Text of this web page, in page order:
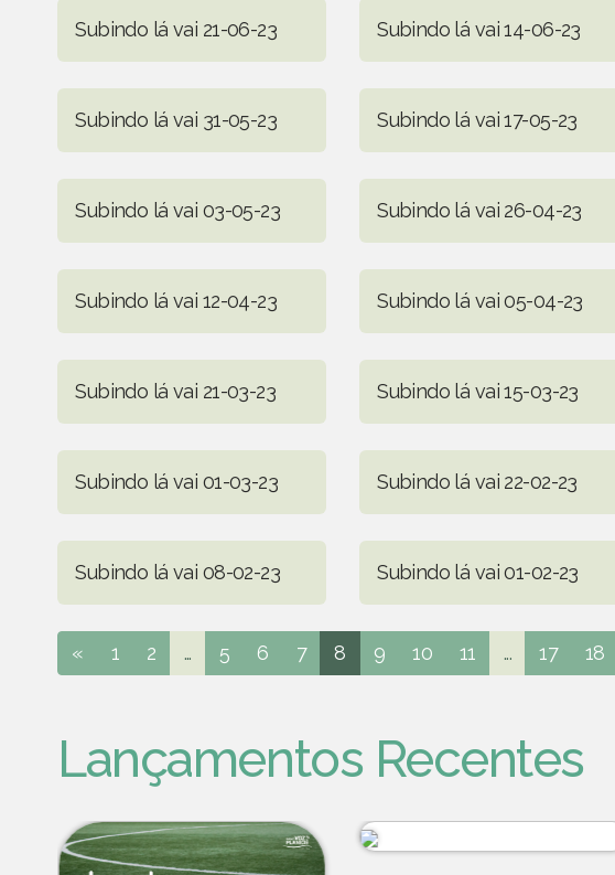
Subindo lá vai 21-06-23 Subindo lá vai 14-06-23
Subindo lá vai 31-05-23 Subindo lá vai 17-05-23
Subindo lá vai 03-05-23 Subindo lá vai 26-04-23
Subindo lá vai 12-04-23 Subindo lá vai 05-04-23
Subindo lá vai 21-03-23 Subindo lá vai 15-03-23
Subindo lá vai 01-03-23 Subindo lá vai 22-02-23
Subindo lá vai 08-02-23 Subindo lá vai 01-02-23
« 1 2 ... 5 6 7 8 9 10 11 ... 17 18
Lançamentos Recentes